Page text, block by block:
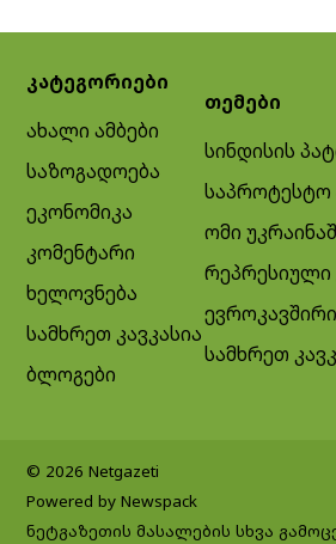
კატეგორიები
ახალი ამბები
საზოგადოება
ეკონომიკა
კომენტარი
ხელოვნება
სამხრეთ კავკასია
ბლოგები
თემები
სინდისის
საპროტესტო
ომი
რეპრესიული
სამხრეთ
© 2026 Netgazeti
Powered by Newspack
ნეტგაზეთის მასალების სხვა